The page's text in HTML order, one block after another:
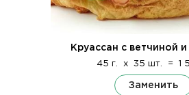
Круассан с ветчиной
45 г. x 35 шт. = 1
Заменить